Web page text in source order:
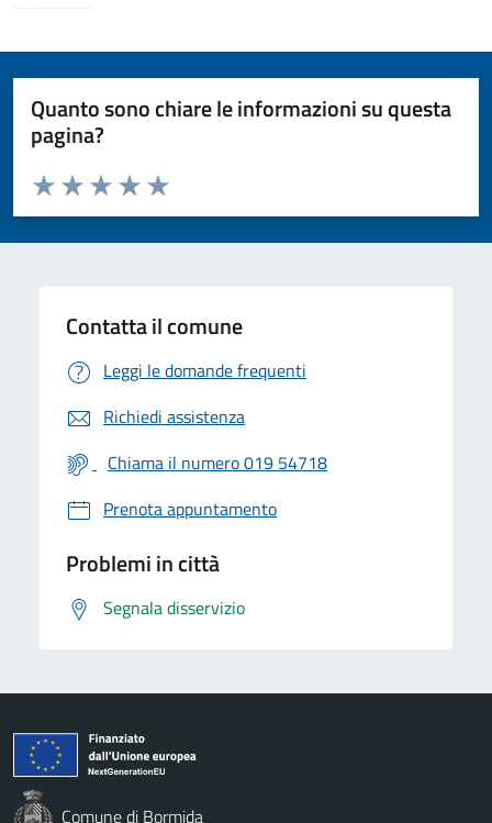
Quanto sono chiare le informazioni su questa
pagina?
Valuta da 1 a 5 stelle la pagina
Valuta 5 stelle su 5
Valuta 4 stelle su 5
Valuta 3 stelle su 5
Valuta 2 stelle su 5
Valuta 1 stelle su 5
Contatta il comune
Leggi le domande frequenti
Richiedi assistenza
Chiama il numero 019 54718
Prenota appuntamento
Problemi in città
Segnala disservizio
Comune di Bormida